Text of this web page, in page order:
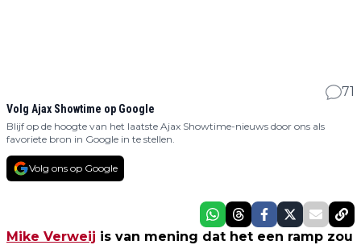
71
Volg Ajax Showtime op Google
Blijf op de hoogte van het laatste Ajax Showtime-nieuws door ons als
favoriete bron in Google in te stellen.
Volg ons op Google
Mike Verweij is van mening dat het een ramp zou